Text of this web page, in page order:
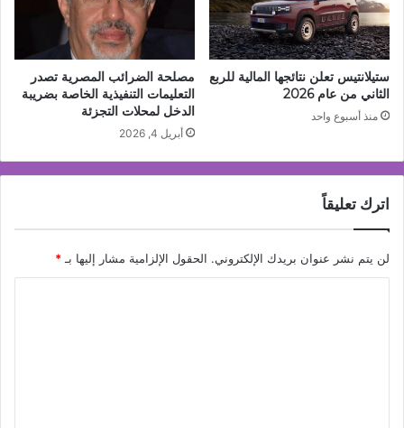
ستيلانتيس تعلن نتائجها المالية للربع
الثاني من عام 2026
منذ أسبوع واحد
مصلحة الضرائب المصرية تصدر
التعليمات التنفيذية الخاصة بضريبة
الدخل لمحلات التجزئة
أبريل 4, 2026
اترك تعليقاً
لن يتم نشر عنوان بريدك الإلكتروني. الحقول الإلزامية مشار إليها بـ*